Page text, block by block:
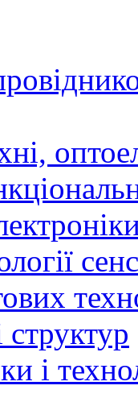
структур
і